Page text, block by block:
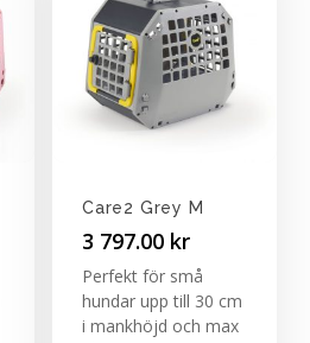
Care2 Grey M
3 797.00 kr
Perfekt för små
hundar upp till 30 cm
i mankhöjd och max